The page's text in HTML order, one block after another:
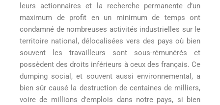
leurs actionnaires et la recherche permanente d’un
maximum de profit en un minimum de temps ont
condamné de nombreuses activités industrielles sur le
territoire national, délocalisées vers des pays où bien
souvent les travailleurs sont sous-rémunérés et
possèdent des droits inférieurs à ceux des français. Ce
dumping social, et souvent aussi environnemental, a
bien sûr causé la destruction de centaines de milliers,
voire de millions d’emplois dans notre pays, si bien